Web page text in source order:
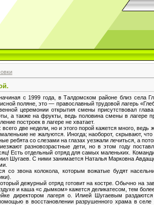
с 1999 года, в Талдомском районе близ села
поляне, это — православный трудовой лагерь
церемонии открытия смены присутствовал
а также на фрукты, ведь половина смены в лагере
построек в лагере не хватает.
всего две недели, но и этого порой кажется много,
не жалуются. Иногда; наоборот, скрывают,
ребята со слезами на глазах уезжали лечиться, а
разновозрастные дети, но в этом году
Есть отдельный отряд для самых маленьких.
Шугаев. С ними занимается Наталья Марковна
со звона колокола, которым вожатые будят
дежурный отряд готовит на костре. Обычно на
и каша «с дымком» кажется деликатесом, тем
директором лагеря о. Илией Шугаевым
в восстановлении разрушенного храма в